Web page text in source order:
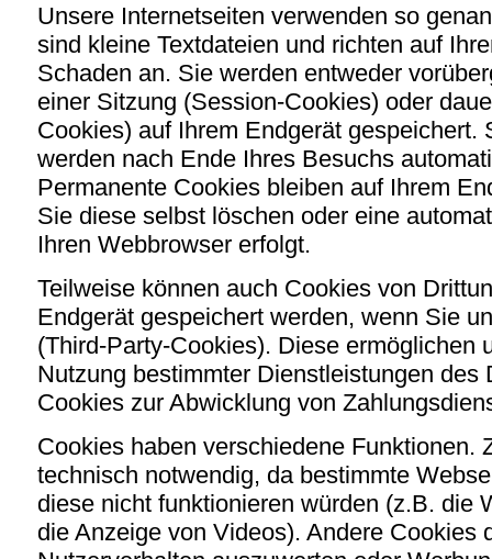
Unsere Internetseiten verwenden so
sind kleine Textdateien und richten auf
Schaden an. Sie werden entweder
einer Sitzung (Session-Cookies) oder
Cookies) auf Ihrem Endgerät gespeichert.
werden nach Ende Ihres Besuchs
Permanente Cookies bleiben auf Ihrem
Sie diese selbst löschen oder eine
Ihren Webbrowser erfolgt.
Teilweise können auch Cookies von
Endgerät gespeichert werden, wenn Sie
(Third-Party-Cookies). Diese ermöglichen
Nutzung bestimmter Dienstleistungen des
Cookies zur Abwicklung von
Cookies haben verschiedene Funktionen.
technisch notwendig, da bestimmte
diese nicht funktionieren würden (z.B. die
die Anzeige von Videos). Andere Cookies